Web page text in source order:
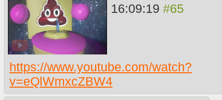
16:09:19
https://www.youtube.com/watch?
v=eQlWmxcZBW4